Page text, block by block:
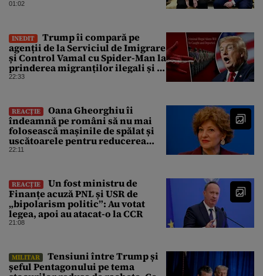
rachete”
01:02
INEDIT
Trump îi compară pe
agenții de la Serviciul de Imigrare
și Control Vamal cu Spider-Man la
prinderea migranților ilegali și a
infractorilor
22:33
REACȚIE
Oana Gheorghiu îi
îndeamnă pe români să nu mai
folosească mașinile de spălat și
uscătoarele pentru reducerea
consumului de energie
22:11
REACȚIE
Un fost ministru de
Finanțe acuză PNL și USR de
„bipolarism politic”: Au votat
legea, apoi au atacat-o la CCR
21:08
MILITAR
Tensiuni între Trump și
șeful Pentagonului pe tema